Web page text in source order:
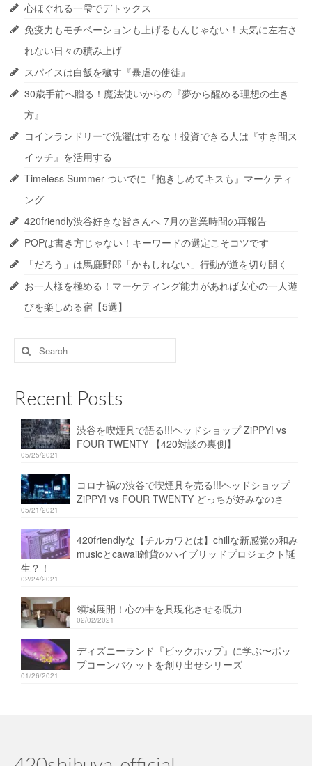
心ほぐれる一雫でデトックス
免疫力もモチベーションも上げるもんじゃない！天気に左右さ
れない日々の積み上げ
スパイスは白飯を穢す『暴虐の使徒』
30歳手前へ贈る！魔法使いからの『夢から醒める理想の生き
方』
コインランドリーで洗濯はするな！投資できる人は『すき間ス
イッチ』を活用する
Timeless Summer ついでに『抱きしめてキスも』マーケティ
ング
420friendly渋谷好きな皆さんへ 7月の営業時間の再報告
POPは書き方じゃない！キーワードの選定こそコツです
「だろう」は馬鹿野郎「かもしれない」行動が道を切り開く
お一人様を極める！マーケティング能力があれば安心の一人遊
びを楽しめる宿【5選】
Search
for:
Recent Posts
渋谷を喫煙具で語る!!!ヘッドショップ ZiPPY! vs
FOUR TWENTY 【420対談の裏側】
05/25/2021
コロナ禍の渋谷で喫煙具を売る!!!ヘッドショップ
ZiPPY! vs FOUR TWENTY どっちが好みなのさ
05/21/2021
420friendlyな【チルカワとは】chillな新感覚の和み
musicとcawaii雑貨のハイブリッドプロジェクト誕
生？！
02/24/2021
領域展開！心の中を具現化させる呪力
02/02/2021
ディズニーランド『ビックホップ』に学ぶ〜ポッ
プコーンバケットを創り出せシリーズ
01/26/2021